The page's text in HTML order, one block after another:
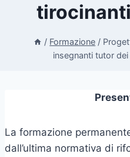
/ Formazione /
insegnanti tutor
La formazione
dall’ultima normativa di